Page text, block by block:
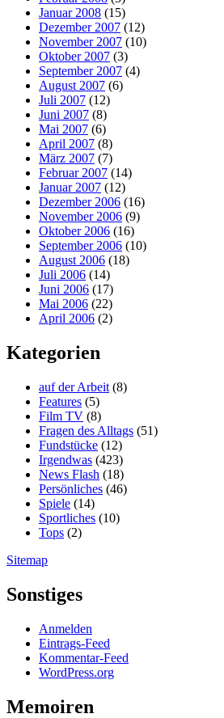
Januar 2008 (15)
Dezember 2007 (12)
November 2007 (10)
Oktober 2007 (3)
September 2007 (4)
August 2007 (6)
Juli 2007 (12)
Juni 2007 (8)
Mai 2007 (6)
April 2007 (8)
März 2007 (7)
Februar 2007 (14)
Januar 2007 (12)
Dezember 2006 (16)
November 2006 (9)
Oktober 2006 (16)
September 2006 (10)
August 2006 (18)
Juli 2006 (14)
Juni 2006 (17)
Mai 2006 (22)
April 2006 (2)
Kategorien
auf der Arbeit (8)
Features (5)
Film TV (8)
Fragen des Alltags (51)
Fundstücke (12)
Irgendwas (423)
News Flash (18)
Persönliches (46)
Spiele (14)
Sportliches (10)
Tops (2)
Sitemap
Sonstiges
Anmelden
Eintrags-Feed
Kommentar-Feed
WordPress.org
Memoiren